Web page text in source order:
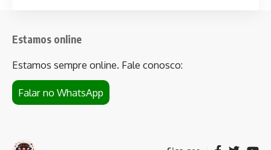
Estamos online
Estamos sempre online. Fale conosco:
Falar no WhatsApp